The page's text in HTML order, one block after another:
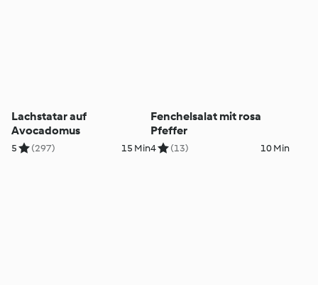
Lachstatar auf
Avocadomus
5 (297) 15 Min
Fenchelsalat mit rosa
Pfeffer
4 (13) 10 Min